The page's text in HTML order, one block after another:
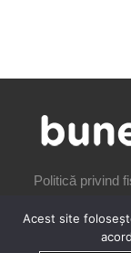
Politică privind
Acest site